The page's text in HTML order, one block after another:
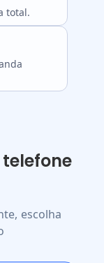
total.
escolha